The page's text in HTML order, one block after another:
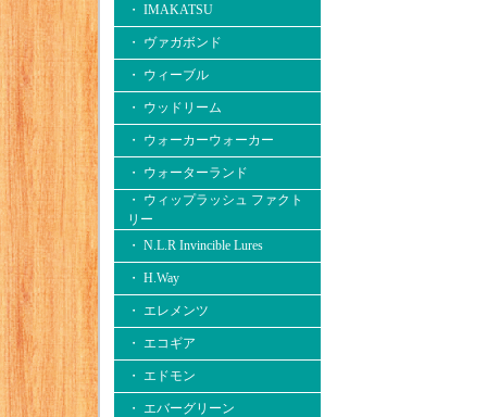
・ IMAKATSU
・ ヴァガボンド
・ ウィーブル
・ ウッドリーム
・ ウォーカーウォーカー
・ ウォーターランド
・ ウィップラッシュ ファクト
リー
・ N.L.R Invincible Lures
・ H.Way
・ エレメンツ
・ エコギア
・ エドモン
・ エバーグリーン